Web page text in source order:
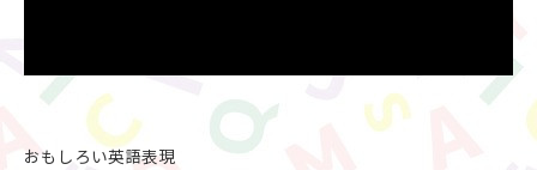
おもしろい英語表現